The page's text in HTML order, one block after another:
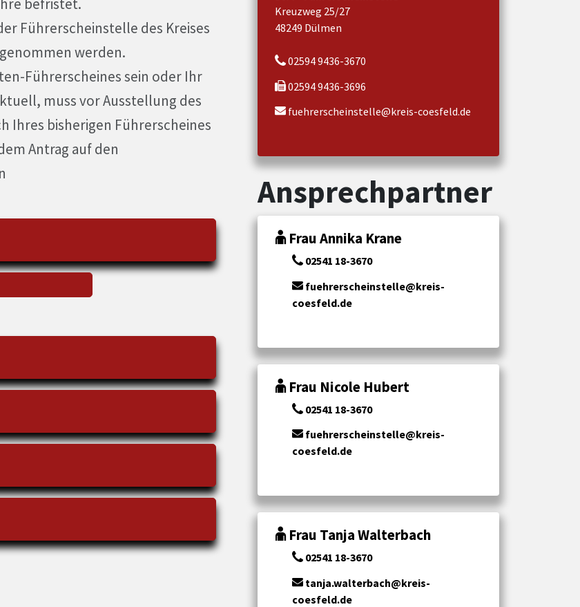
Führerscheinstelle des Kreises
werden.
Führerscheines sein oder Ihr
muss vor Ausstellung des
Ihres bisherigen Führerscheines
Antrag auf den
Kreuzweg 25/27
48249 Dülmen
02594 9436-3670
02594 9436-3696
fuehrerscheinstelle@kreis-coesfeld.de
Ansprechpartner
Frau Annika Krane
02541 18-3670
fuehrerscheinstelle@kreis-
coesfeld.de
Frau Nicole Hubert
02541 18-3670
fuehrerscheinstelle@kreis-
coesfeld.de
Frau Tanja Walterbach
02541 18-3670
tanja.walterbach@kreis-
coesfeld.de